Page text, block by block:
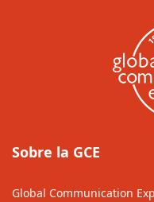
Sobre la GCE
Global Communication